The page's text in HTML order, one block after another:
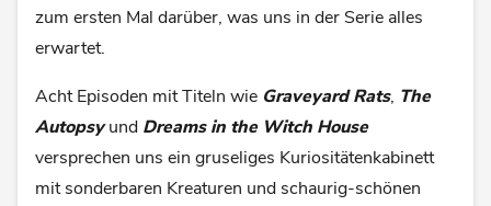
zum ersten Mal darüber, was uns in der Serie alles
erwartet.
Acht Episoden mit Titeln wie Graveyard Rats, The
Autopsyund Dreams in the Witch House
versprechen uns ein gruseliges Kuriositätenkabinett
mit sonderbaren Kreaturen und schaurig-schönen